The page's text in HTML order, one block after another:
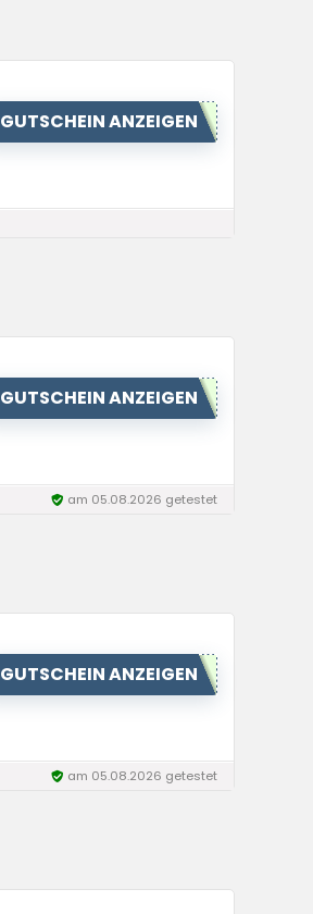
GUTSCHEIN ANZEIGEN
GUTSCHEIN ANZEIGEN
am 05.08.2026 getestet
GUTSCHEIN ANZEIGEN
am 05.08.2026 getestet